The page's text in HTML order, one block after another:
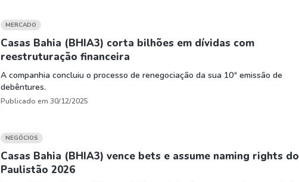
MERCADO
Casas Bahia (BHIA3) corta bilhões em dívidas com
reestruturação financeira
A companhia concluiu o processo de renegociação da sua 10ª emissão de
debêntures.
Publicado em 30/12/2025
NEGÓCIOS
Casas Bahia (BHIA3) vence bets e assume naming rights do
Paulistão 2026